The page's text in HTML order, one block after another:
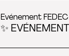
Evénement FEDEC
✨